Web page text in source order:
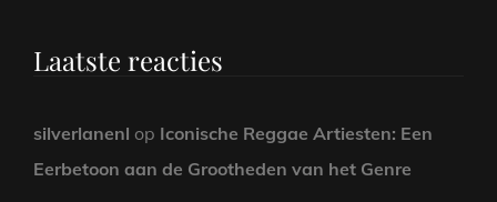
Laatste reacties
silverlanenl op Iconische Reggae Artiesten: Een
Eerbetoon aan de Grootheden van het Genre